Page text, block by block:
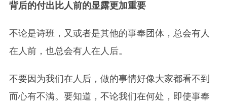
背后的付出比人前的显露更加重要
不论是诗班，又或者是其他的事奉团体，总会有人
在人前，也总会有人在人后。
不要因为我们在人后，做的事情好像大家都看不到
而心有不满。要知道，不论我们在何处，即使事奉